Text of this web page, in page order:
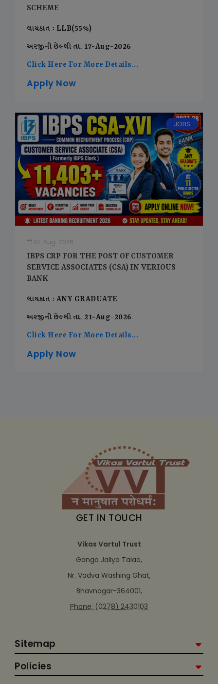
SCHEME
લાયકાત : LLB(55%)
અરજીની છેલ્લી તા. 17-Aug-2026
Click Here For More Details...
Apply Now
JOBS
01-Aug-2026
IBPS CRP FOR THE POST OF CUSTOMER
SERVICE ASSOCIATES (CSA) IN VERIOUS
BANK
લાયકાત : ANY GRADUATE
અરજીની છેલ્લી તા. 21-Aug-2026
Click Here For More Details...
Apply Now
GET IN TOUCH
Vikas Vartul Trust
Ganga Jaliya Talao,
Nr. Vadva Washing Ghat,
Bhavnagar-364001,
Phone: (0278) 2430103
Sitemap
Policies